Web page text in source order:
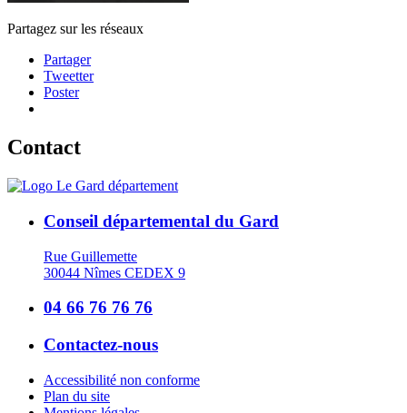
Partagez sur les réseaux
Partager
Tweetter
Poster
Contact
Conseil départemental du Gard
Rue Guillemette
30044 Nîmes CEDEX 9
04 66 76 76 76
Contactez-nous
Accessibilité non conforme
Plan du site